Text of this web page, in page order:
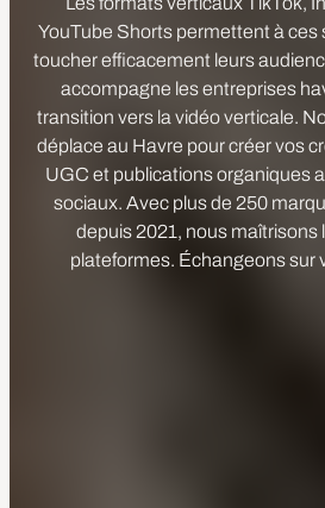
YouTube Shorts permettent à ces
toucher efficacement leurs
accompagne les entreprises
transition vers la vidéo verticale.
déplace au Havre pour créer vos
UGC et publications organiques
sociaux. Avec plus de 250
depuis 2021, nous maîtrisons
plateformes. Échangeons sur